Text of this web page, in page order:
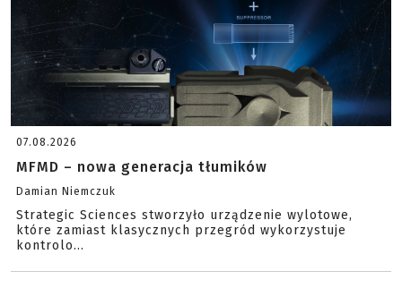
07.08.2026
MFMD – nowa generacja tłumików
Damian Niemczuk
Strategic Sciences stworzyło urządzenie wylotowe,
które zamiast klasycznych przegród wykorzystuje
kontrolo...